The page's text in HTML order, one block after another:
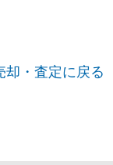
・査定に戻る